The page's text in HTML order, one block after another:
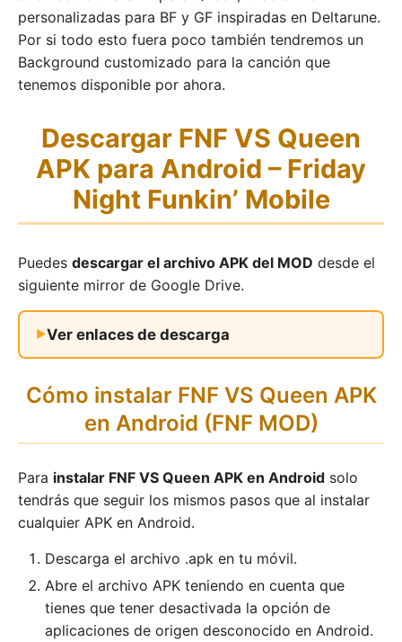
personalizadas para BF y GF inspiradas en Deltarune.
Por si todo esto fuera poco también tendremos un
Background customizado para la canción que
tenemos disponible por ahora.
Descargar FNF VS Queen
APK para Android – Friday
Night Funkin’ Mobile
Puedes descargar el archivo APK del MOD desde el
siguiente mirror de Google Drive.
Ver enlaces de descarga
Cómo instalar FNF VS Queen APK
en Android (FNF MOD)
Para instalar FNF VS Queen APK en Android solo
tendrás que seguir los mismos pasos que al instalar
cualquier APK en Android.
Descarga el archivo .apk en tu móvil.
Abre el archivo APK teniendo en cuenta que
tienes que tener desactivada la opción de
aplicaciones de origen desconocido en Android.